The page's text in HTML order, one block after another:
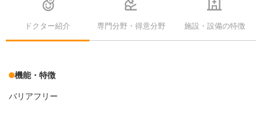
ドクター紹介 専門分野・得意分野 施設・設備の特徴
機能・特徴
バリアフリー